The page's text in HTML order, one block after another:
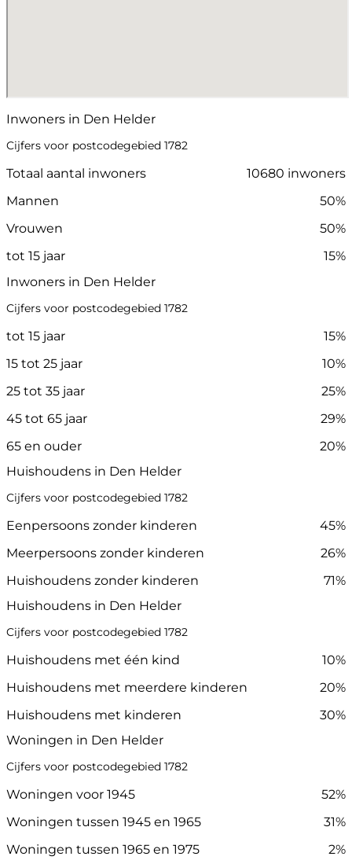
Inwoners in Den Helder
Cijfers voor postcodegebied 1782
Totaal aantal inwoners
10680 inwoners
Mannen
50%
Vrouwen
50%
tot 15 jaar
15%
Inwoners in Den Helder
Cijfers voor postcodegebied 1782
tot 15 jaar
15%
15 tot 25 jaar
10%
25 tot 35 jaar
25%
45 tot 65 jaar
29%
65 en ouder
20%
Huishoudens in Den Helder
Cijfers voor postcodegebied 1782
Eenpersoons zonder kinderen
45%
Meerpersoons zonder kinderen
26%
Huishoudens zonder kinderen
71%
Huishoudens in Den Helder
Cijfers voor postcodegebied 1782
Huishoudens met één kind
10%
Huishoudens met meerdere kinderen
20%
Huishoudens met kinderen
30%
Woningen in Den Helder
Cijfers voor postcodegebied 1782
Woningen voor 1945
52%
Woningen tussen 1945 en 1965
31%
Woningen tussen 1965 en 1975
2%